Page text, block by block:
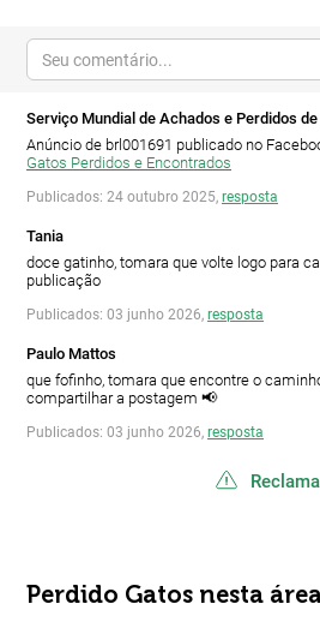
Serviço Mundial de Achados e Perdidos
Anúncio de brl001691 publicado no
Gatos Perdidos e Encontrados
Publicados: 24 outubro 2025, resposta
Tania
doce gatinho, tomara que volte logo para
publicação
Publicados: 03 junho 2026, resposta
Paulo Mattos
que fofinho, tomara que encontre o
compartilhar a postagem 📢
Publicados: 03 junho 2026, resposta
Perdido Gatos nesta